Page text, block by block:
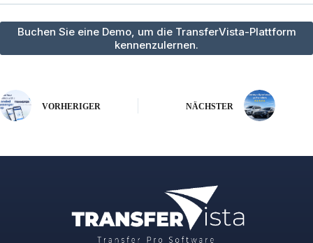
Buchen Sie eine Demo, um die TransferVista-Plattform
kennenzulernen.
VORHERIGER NÄCHSTER